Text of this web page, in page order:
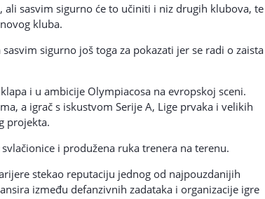
sasvim sigurno će to učiniti i niz drugih klubova, te
kluba.
sigurno još toga za pokazati jer se radi o zaista
i u ambicije Olympiacosa na evropskoj sceni.
a igrač s iskustvom Serije A, Lige prvaka i velikih
projekta.
i produžena ruka trenera na terenu.
stekao reputaciju jednog od najpouzdanijih
između defanzivnih zadataka i organizacije igre